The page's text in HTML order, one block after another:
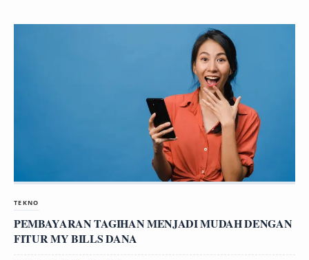
TEKNO
PEMBAYARAN TAGIHAN MENJADI MUDAH DENGAN
FITUR MY BILLS DANA